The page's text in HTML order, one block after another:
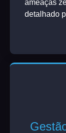
ameaças
detalhado